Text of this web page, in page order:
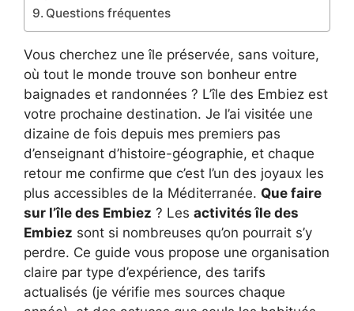
Questions fréquentes
Vous cherchez une île préservée, sans voiture,
où tout le monde trouve son bonheur entre
baignades et randonnées ? L’île des Embiez est
votre prochaine destination. Je l’ai visitée une
dizaine de fois depuis mes premiers pas
d’enseignant d’histoire-géographie, et chaque
retour me confirme que c’est l’un des joyaux les
plus accessibles de la Méditerranée. Que faire
sur l’île des Embiez ? Les activités île des
Embiez sont si nombreuses qu’on pourrait s’y
perdre. Ce guide vous propose une organisation
claire par type d’expérience, des tarifs
actualisés (je vérifie mes sources chaque